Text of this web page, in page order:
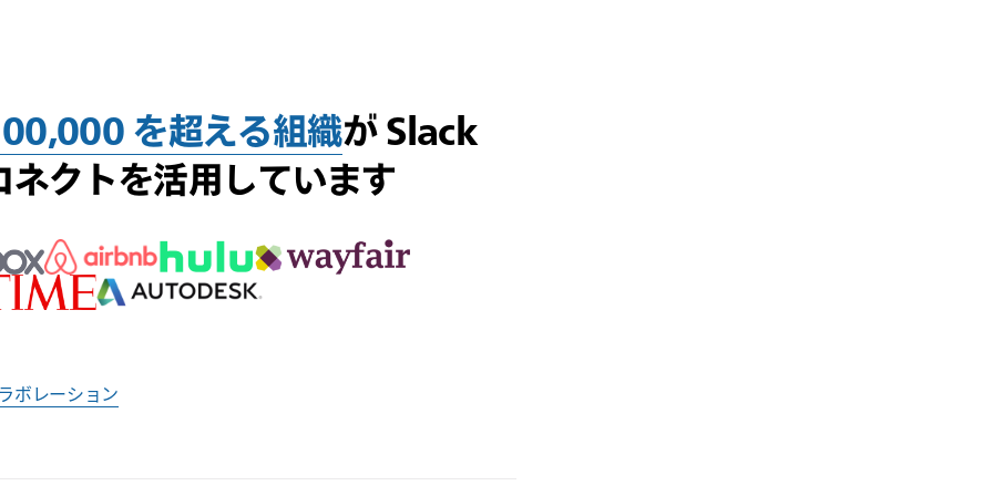
を超える組織が Slack
ネクトを活用しています
ボレーション